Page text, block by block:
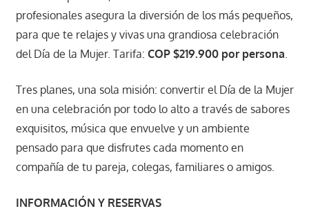
profesionales asegura la diversión de los más pequeños,
para que te relajes y vivas una grandiosa celebración
del Día de la Mujer. Tarifa: COP $219.900 por persona.
Tres planes, una sola misión: convertir el Día de la Mujer
en una celebración por todo lo alto a través de sabores
exquisitos, música que envuelve y un ambiente
pensado para que disfrutes cada momento en
compañía de tu pareja, colegas, familiares o amigos.
INFORMACIÓN Y RESERVAS